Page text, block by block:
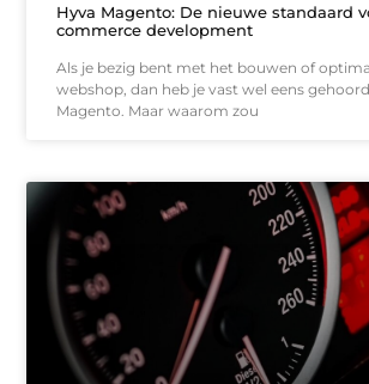
Hyva Magento: De nieuwe standaard
commerce development
Als je bezig bent met het bouwen of
webshop, dan heb je vast wel eens
Magento. Maar waarom zou